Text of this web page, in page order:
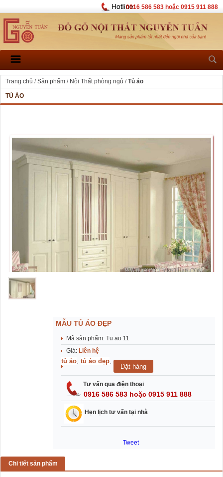
0916 586 583 hoặc 0915 911 888
Trang chủ /Sản phẩm / Nội Thất phòng ngủ /Tủ áo
TỦ ÁO
MẪU TỦ ÁO ĐẸP
Mã sản phẩm: Tu ao 11
Giá: Liên hệ
tủ áo, tủ áo đẹp,
Tư vấn qua điện thoại
0916 586 583 hoặc 0915 911 888
Hẹn lịch tư vấn tại nhà
Tweet
Chi tiết sản phẩm